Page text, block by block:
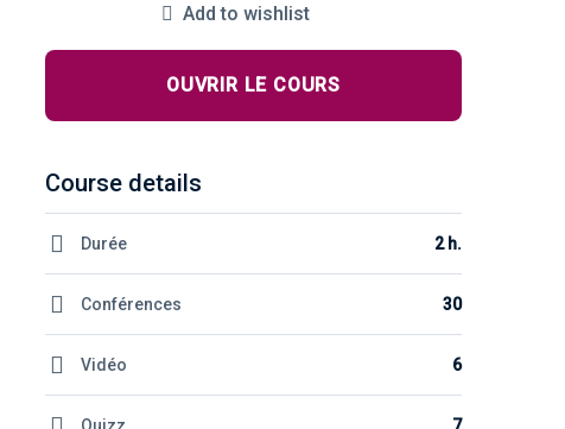
Add to wishlist
OUVRIR LE COURS
Course details
Durée 2 h.
Conférences 30
Vidéo 6